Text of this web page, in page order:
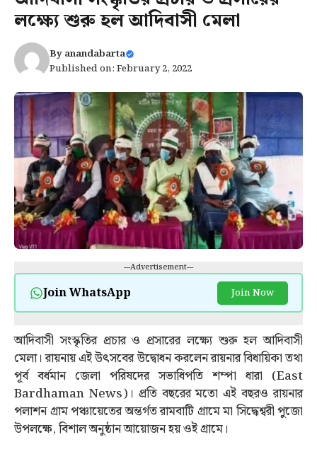
লক্ষ্যে শুরু হল আদিবাসী মেলা
Byanandabarta
Published on: February 2, 2022
---Advertisement---
Join WhatsApp Join Now
আদিবাসী সংস্কৃতির প্রচার ও প্রসারের লক্ষ্যে শুরু হল আদিবাসী
মেলা। রায়নায় এই উত্‍সবের উদ্বোধন করলেন রায়নার বিধায়িকা তথা
পূর্ব বর্ধমান জেলা পরিষদের সভাধিপতি শম্পা ধারা (East
Bardhaman News)। প্রতি বছরের মতো এই বছরও রায়নার
পলাশন গ্রাম পঞ্চায়েতের অন্তর্গত রামবাটি গ্রামে মা সিদ্ধেশ্বরী পুজো
উপলক্ষে, বিশাল অনুষ্ঠান আয়োজন হয় ওই গ্রামে।